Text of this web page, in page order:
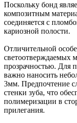
Поскольку бонд
композитным
соединяется с
кариозной полости.
Отличительной
светоотверждаемых
прозрачностью. Для
важно наносить
3мм. Предпочтение
стенки зуба, что
полимеризации в
прилегания.